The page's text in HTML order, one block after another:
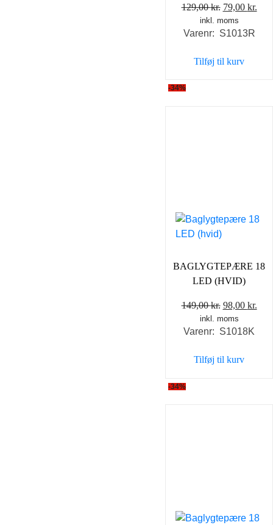
129,00kr. Den
oprindelige
pris
129,00 kr..
79,00 kr.
inkl. moms
Varenr: S1013R
Tilføj til kurv
-34%
BAGLYGTEPÆRE 18
LED (HVID)
149,00kr. Den
oprindelige
pris
149,00 kr..
98,00 kr.
inkl. moms
Varenr: S1018K
Tilføj til kurv
-34%